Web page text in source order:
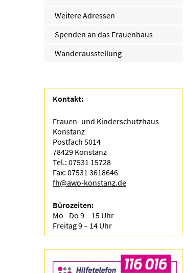
Weitere Adressen
Spenden an das Frauenhaus
Wanderausstellung
Kontakt:
Frauen- und Kinderschutzhaus
Konstanz
Postfach 5014
78429 Konstanz
Tel.: 07531 15728
Fax: 07531 3618646
fh@awo-konstanz.de
Bürozeiten:
Mo– Do 9 – 15 Uhr
Freitag 9 – 14 Uhr